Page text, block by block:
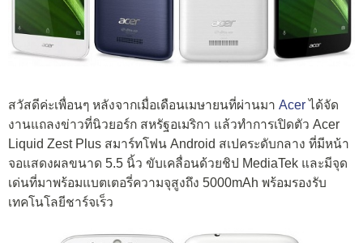
สวัสดีค่ะเพื่อนๆ หลังจากเมื่อเดือนเมษายนที่ผ่านมา Acerได้จัด
งานแถลงข่าวที่นิวยอร์ก สหรัฐอเมริกา แล้วทำการเปิดตัว Acer
Liquid Zest Plus สมาร์ทโฟน Android สเปคระดับกลาง ที่มีหน้า
จอแสดงผลขนาด 5.5 นิ้ว ขับเคลื่อนด้วยชิป MediaTek และมีจุด
เด่นที่มาพร้อมแบตเตอรี่ความจุสูงถึง 5000mAh พร้อมรองรับ
เทคโนโลยีชาร์จเร็ว